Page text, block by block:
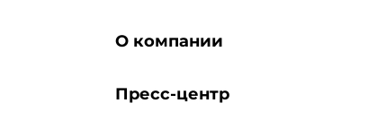
О компании
Пресс-центр